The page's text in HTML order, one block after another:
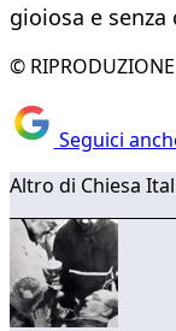
gioiosa e senza
© RIPRODUZIONE
Seguici
Altro di Chiesa